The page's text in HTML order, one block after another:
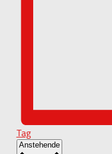
Tag
Anstehende Datum